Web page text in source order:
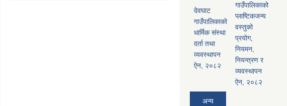
देवघाट
गाउँपालिकाको
धार्मिक संस्था
दर्ता तथा
व्यवस्थापन
ऐन, २०८२
गाउँपालिकाको
प्लाष्टिकजन्य
वस्तुको
प्रयोग,
नियमन,
नियन्त्रण र
व्यवस्थापन
ऐन, २०८२
अन्य